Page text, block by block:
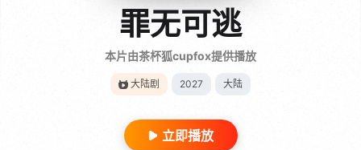
罪无可逃
本片由茶杯狐cupfox提供播放
大陆剧 2027 大陆
立即播放